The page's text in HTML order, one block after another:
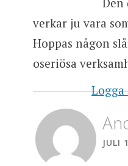
verkar ju vara
Hoppas någon
oseriösa
JULI